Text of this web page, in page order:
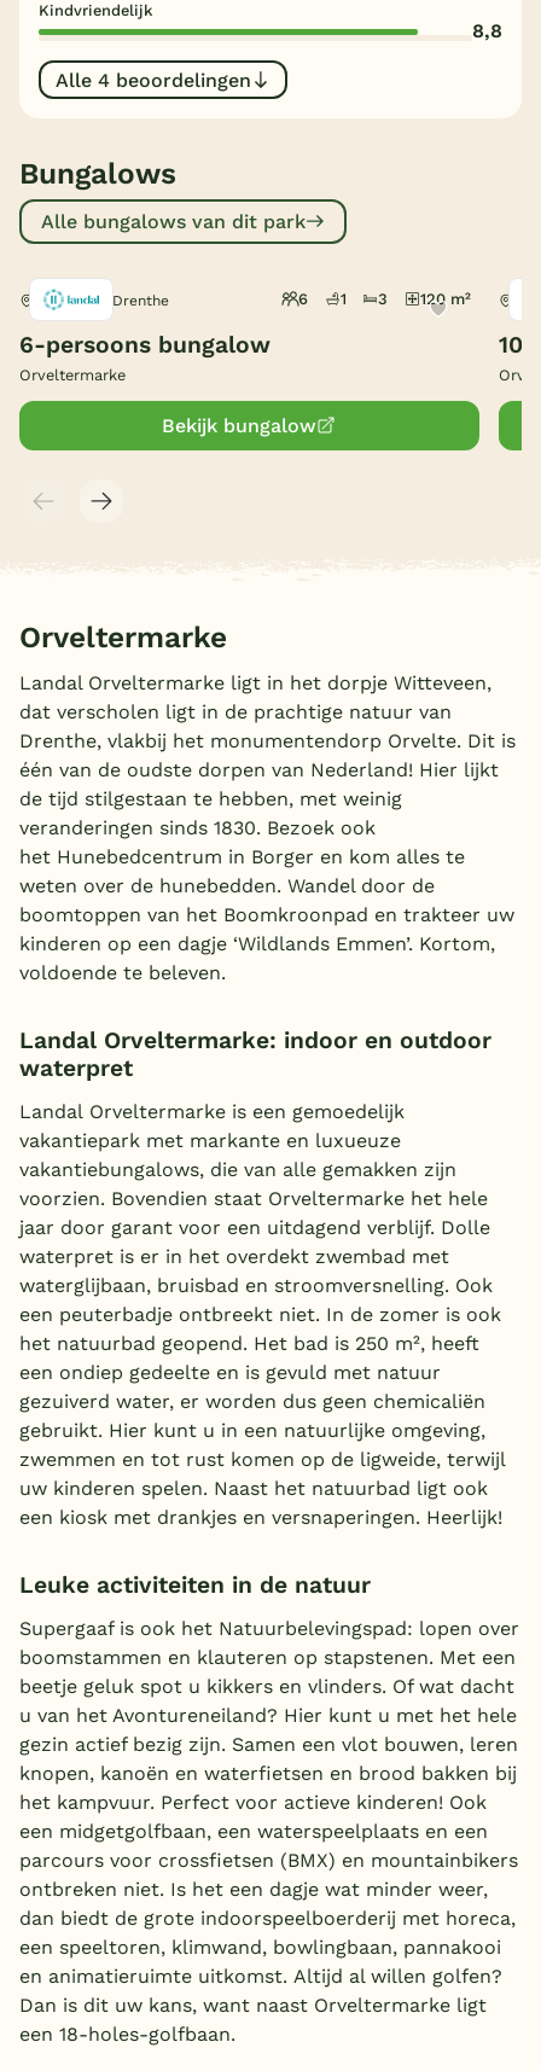
Onze e-boeken
Kindvriendelijk
8,8
Alle 4 beoordelingen
Bungalows
Alle bungalows van dit park
Witteveen, Drenthe 6 1 3 120 m²
6-persoons bungalow
Orveltermarke
Bekijk bungalow
Orveltermarke
Landal Orveltermarke ligt in het dorpje Witteveen,
dat verscholen ligt in de prachtige natuur van
Drenthe, vlakbij het monumentendorp Orvelte. Dit is
één van de oudste dorpen van Nederland! Hier lijkt
de tijd stilgestaan te hebben, met weinig
veranderingen sinds 1830. Bezoek ook
het Hunebedcentrum in Borger en kom alles te
weten over de hunebedden. Wandel door de
boomtoppen van het Boomkroonpad en trakteer uw
kinderen op een dagje ‘Wildlands Emmen’. Kortom,
voldoende te beleven.
Landal Orveltermarke: indoor en outdoor
waterpret
Landal Orveltermarke is een gemoedelijk
vakantiepark met markante en luxueuze
vakantiebungalows, die van alle gemakken zijn
voorzien. Bovendien staat Orveltermarke het hele
jaar door garant voor een uitdagend verblijf. Dolle
waterpret is er in het overdekt zwembad met
waterglijbaan, bruisbad en stroomversnelling. Ook
een peuterbadje ontbreekt niet. In de zomer is ook
het natuurbad geopend. Het bad is 250 m², heeft
een ondiep gedeelte en is gevuld met natuur
gezuiverd water, er worden dus geen chemicaliën
gebruikt. Hier kunt u in een natuurlijke omgeving,
zwemmen en tot rust komen op de ligweide, terwijl
uw kinderen spelen. Naast het natuurbad ligt ook
een kiosk met drankjes en versnaperingen. Heerlijk!
Leuke activiteiten in de natuur
Supergaaf is ook het Natuurbelevingspad: lopen over
boomstammen en klauteren op stapstenen. Met een
beetje geluk spot u kikkers en vlinders. Of wat dacht
u van het Avontureneiland? Hier kunt u met het hele
gezin actief bezig zijn. Samen een vlot bouwen, leren
knopen, kanoën en waterfietsen en brood bakken bij
het kampvuur. Perfect voor actieve kinderen! Ook
een midgetgolfbaan, een waterspeelplaats en een
parcours voor crossfietsen (BMX) en mountainbikers
ontbreken niet. Is het een dagje wat minder weer,
dan biedt de grote indoorspeelboerderij met horeca,
een speeltoren, klimwand, bowlingbaan, pannakooi
en animatieruimte uitkomst. Altijd al willen golfen?
Dan is dit uw kans, want naast Orveltermarke ligt
een 18-holes-golfbaan.